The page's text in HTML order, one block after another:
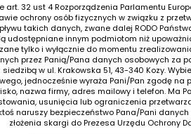
art. 32 ust 4 Rozporządzenia Parlamentu
ochrony osób fizycznych w związku z
takich danych, zwane dalej RODO
udostępniane innym podmiotom niż
tylko i wyłącznie do momentu
przez Panią/Pana danych osobowych za
z siedzibą w ul. Krakowska 51, 43-340 Kozy.
jednocześnie wyraża Pani/Pan zgodę na
nazwa firmy, adres mailowy i telefon. Ma
usunięcia lub ograniczenia
naruszy bezpieczeństwo Pana/Pani
złożenia skargi do Prezesa Urzędu Ochrony